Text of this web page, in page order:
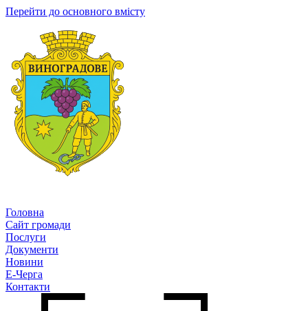
Перейти до основного вмісту
Головна
Сайт громади
Послуги
Документи
Новини
Е-Черга
Контакти